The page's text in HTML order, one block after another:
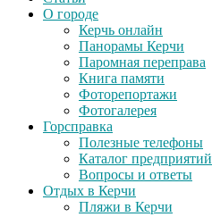
О городе
Керчь онлайн
Панорамы Керчи
Паромная переправа
Книга памяти
Фоторепортажи
Фотогалерея
Горсправка
Полезные телефоны
Каталог предприятий
Вопросы и ответы
Отдых в Керчи
Пляжи в Керчи